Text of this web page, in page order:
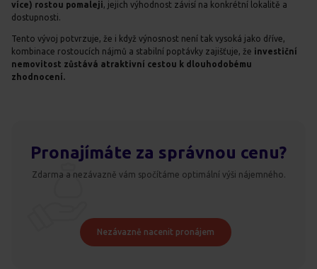
více) rostou pomaleji, jejich výhodnost závisí na konkrétní lokalitě a
dostupnosti.
Tento vývoj potvrzuje, že i když výnosnost není tak vysoká jako dříve,
kombinace rostoucích nájmů a stabilní poptávky zajišťuje, že investiční
nemovitost zůstává atraktivní cestou k dlouhodobému
zhodnocení.
Pronajímáte za správnou cenu?
Zdarma a nezávazně vám spočítáme optimální výši nájemného.
Nezávazně nacenit pronájem